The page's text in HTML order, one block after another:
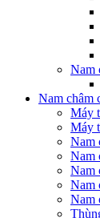
Nam
Nam châm
Máy
Máy
Nam
Nam
Nam
Nam
Nam